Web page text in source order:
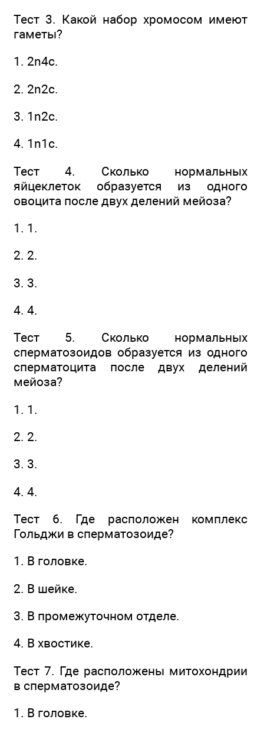
Тест 3. Какой набор хромосом имеют
гаметы?
1. 2n4с.
2. 2n2с.
3. 1n2с.
4. 1n1c.
Тест 4. Сколько нормальных
яйцеклеток образуется из одного
овоцита после двух делений мейоза?
1. 1.
2. 2.
3. 3.
4. 4.
Тест 5. Сколько нормальных
сперматозоидов образуется из одного
сперматоцита после двух делений
мейоза?
1. 1.
2. 2.
3. 3.
4. 4.
Тест 6. Где расположен комплекс
Гольджи в сперматозоиде?
1. В головке.
2. В шейке.
3. В промежуточном отделе.
4. В хвостике.
Тест 7. Где расположены митохондрии
в сперматозоиде?
1. В головке.